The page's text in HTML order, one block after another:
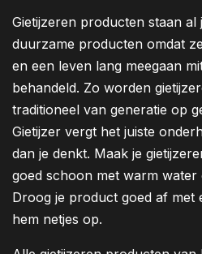
Gietijzeren producten staan al
duurzame producten omdat
en een leven lang meegaan
behandeld. Zo worden
traditioneel van generatie op
Gietijzer vergt het juiste
dan je denkt. Maak je
goed schoon met warm water
Droog je product goed af met
hem netjes op.